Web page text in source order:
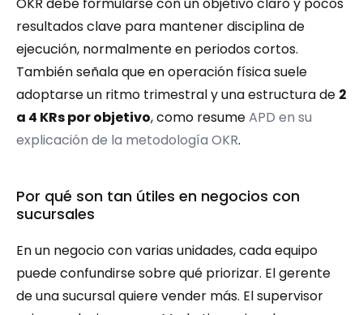
OKR debe formularse con un objetivo claro y pocos
resultados clave para mantener disciplina de
ejecución, normalmente en periodos cortos.
También señala que en operación física suele
adoptarse un ritmo trimestral y una estructura de 2
a 4 KRs por objetivo, como resume APD en su
explicación de la metodología OKR.
Por qué son tan útiles en negocios con
sucursales
En un negocio con varias unidades, cada equipo
puede confundirse sobre qué priorizar. El gerente
de una sucursal quiere vender más. El supervisor